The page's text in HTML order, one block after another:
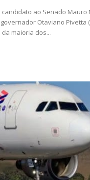
candidato ao Senado Mauro
Otaviano Pivetta
maioria dos...